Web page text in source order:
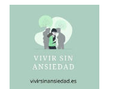
Saltar
contenido